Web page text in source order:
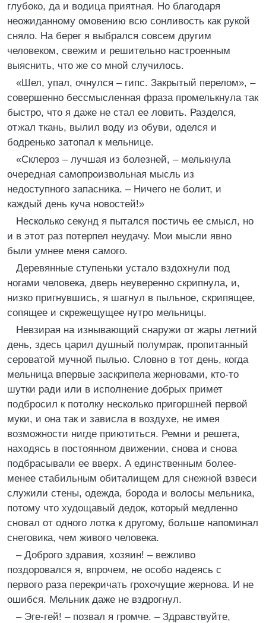
глубоко, да и водица приятная. Но благодаря
неожиданному омовению всю сонливость как рукой
сняло. На берег я выбрался совсем другим
человеком, свежим и решительно настроенным
выяснить, что же со мной случилось.
«Шел, упал, очнулся – гипс. Закрытый перелом», –
совершенно бессмысленная фраза промелькнула так
быстро, что я даже не стал ее ловить. Разделся,
отжал ткань, вылил воду из обуви, оделся и
бодренько затопал к мельнице.
«Склероз – лучшая из болезней, – мелькнула
очередная самопроизвольная мысль из
недоступного запасника. – Ничего не болит, и
каждый день куча новостей!»
Несколько секунд я пытался постичь ее смысл, но
и в этот раз потерпел неудачу. Мои мысли явно
были умнее меня самого.
Деревянные ступеньки устало вздохнули под
ногами человека, дверь неуверенно скрипнула, и,
низко пригнувшись, я шагнул в пыльное, скрипящее,
сопящее и скрежещущее нутро мельницы.
Невзирая на изнывающий снаружи от жары летний
день, здесь царил душный полумрак, пропитанный
сероватой мучной пылью. Словно в тот день, когда
мельница впервые заскрипела жерновами, кто-то
шутки ради или в исполнение добрых примет
подбросил к потолку несколько пригоршней первой
муки, и она так и зависла в воздухе, не имея
возможности нигде приютиться. Ремни и решета,
находясь в постоянном движении, снова и снова
подбрасывали ее вверх. А единственным более-
менее стабильным обиталищем для снежной взвеси
служили стены, одежда, борода и волосы мельника,
потому что худощавый дедок, который медленно
сновал от одного лотка к другому, больше напоминал
снеговика, чем живого человека.
– Доброго здравия, хозяин! – вежливо
поздоровался я, впрочем, не особо надеясь с
первого раза перекричать грохочущие жернова. И не
ошибся. Мельник даже не вздрогнул.
– Эге-гей! – позвал я громче. – Здравствуйте,